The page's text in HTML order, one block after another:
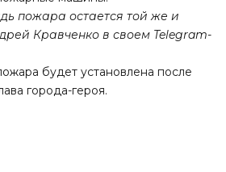
пожара остается той же и
Кравченко в своем Telegram-
будет установлена после
города-героя.